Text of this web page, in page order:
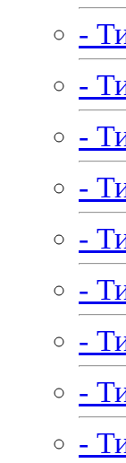
-
-
-
-
-
-
-
-
-